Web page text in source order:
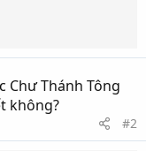
Chư Thánh Tông
không?
#2